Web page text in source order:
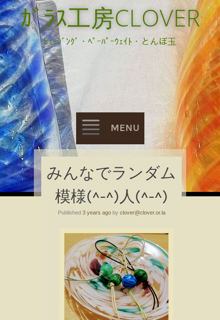
ｶﾞﾗｽ工房CLOVER
ﾋｭｰｼﾞﾝｸﾞ・ﾍﾟｰﾊﾟｰｳｪｲﾄ・とんぼ玉
MENU
Skip
to
content
みんなでランダム
模様(^-^)人(^-^)
Published 3 years agoby clover@clover.or.la